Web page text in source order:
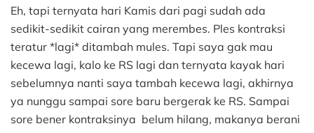
Eh, tapi ternyata hari Kamis dari pagi sudah ada
sedikit-sedikit cairan yang merembes. Ples kontraksi
teratur *lagi* ditambah mules. Tapi saya gak mau
kecewa lagi, kalo ke RS lagi dan ternyata kayak hari
sebelumnya nanti saya tambah kecewa lagi, akhirnya
ya nunggu sampai sore baru bergerak ke RS. Sampai
sore bener kontraksinya belum hilang, makanya berani